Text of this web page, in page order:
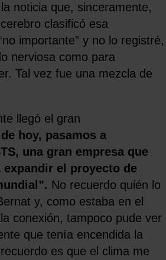
noticia que, sinceramente,
clasificó esa
importante” y no lo registré,
nerviosa como para
Tal vez fue una mezcla de
llegó el gran
hoy, pasamos a
una gran empresa que
expandir el proyecto de
No recuerdo quién lo
y, como estaba en el
conexión, tampoco pude ver
que tenía encendida la
es que el clima me